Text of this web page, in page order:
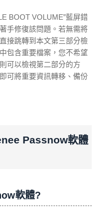
BOOT VOLUME”藍屏錯
手修復該問題。若無需將
接跳轉到本文第三部分檢
包含重要檔案，您不希望
可以檢視第二部分的方
可將重要資訊轉移、備份
Passnow軟體
軟體?